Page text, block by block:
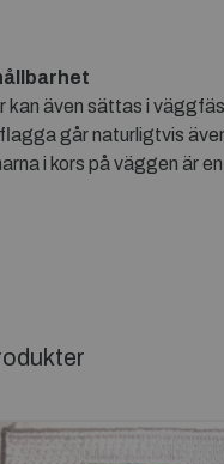
kan även sättas i
går naturligtvis
i kors på väggen är